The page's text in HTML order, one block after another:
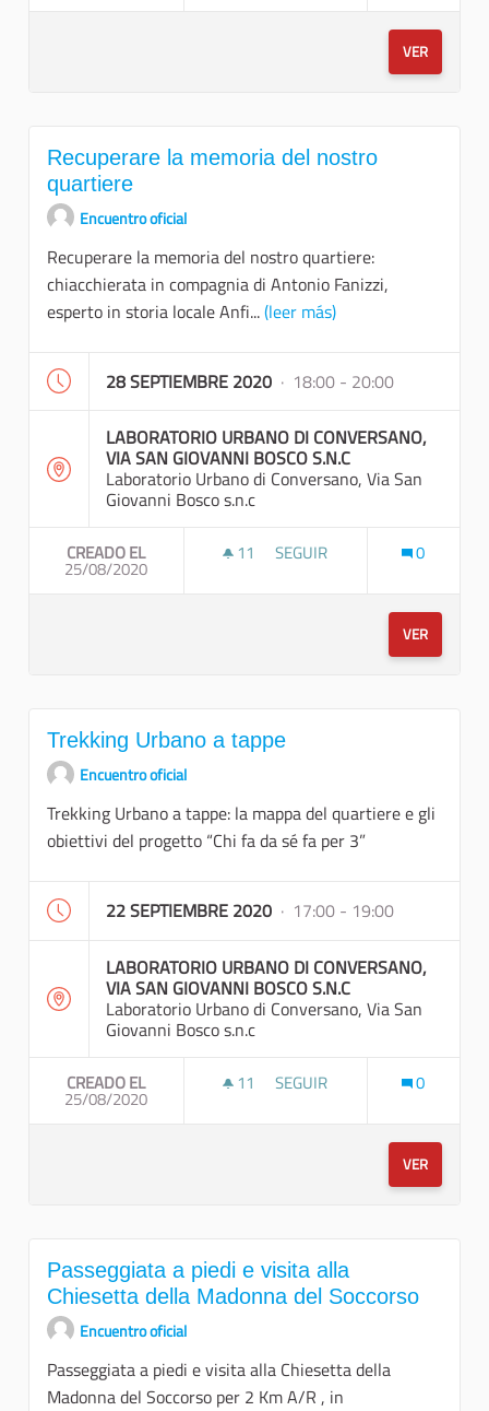
VER
Recuperare la memoria del nostro
quartiere
Encuentro oficial
Recuperare la memoria del nostro quartiere:
chiacchierata in compagnia di Antonio Fanizzi,
esperto in storia locale Anfi...(leer más)
28 SEPTIEMBRE 2020 · 18:00 - 20:00
LABORATORIO URBANO DI CONVERSANO,
VIA SAN GIOVANNI BOSCO S.N.C
Laboratorio Urbano di Conversano, Via San
Giovanni Bosco s.n.c
CREADO EL
25/08/2020
11 11 SEGUIDORAS
SEGUIR 0
VER
Trekking Urbano a tappe
Encuentro oficial
Trekking Urbano a tappe: la mappa del quartiere e gli
obiettivi del progetto “Chi fa da sé fa per 3”
22 SEPTIEMBRE 2020 · 17:00 - 19:00
LABORATORIO URBANO DI CONVERSANO,
VIA SAN GIOVANNI BOSCO S.N.C
Laboratorio Urbano di Conversano, Via San
Giovanni Bosco s.n.c
CREADO EL
25/08/2020
11 11 SEGUIDORAS
SEGUIR 0
VER
Passeggiata a piedi e visita alla
Chiesetta della Madonna del Soccorso
Encuentro oficial
Passeggiata a piedi e visita alla Chiesetta della
Madonna del Soccorso per 2 Km A/R , in